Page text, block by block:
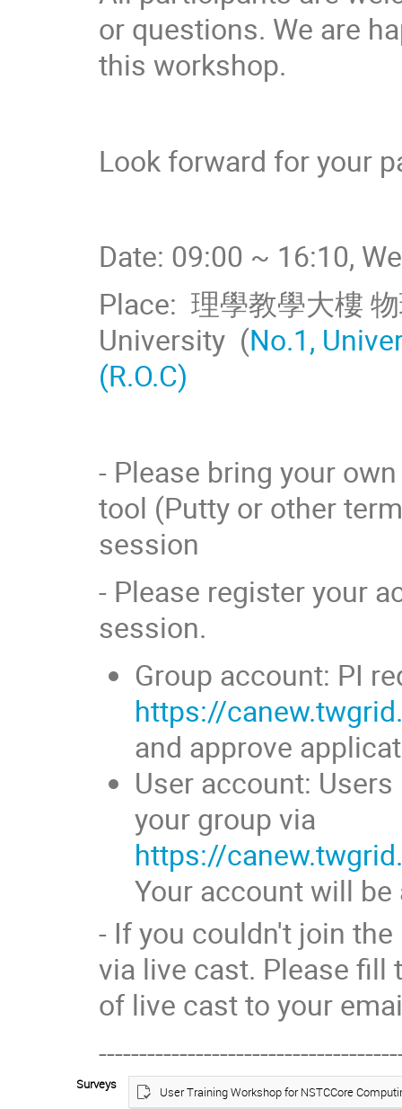
or questions. We are
this workshop.
Look forward for your
Date: 09:00 ~ 16:10,
Place: 理學教學大樓
University (No.1,
(R.O.C)
- Please bring your
tool (Putty or other
session
- Please register your
session.
Group account: PI
https://
and approve
User account:
your group via
https://
Your account will
- If you couldn't join
via live cast. Please fill
of live cast to your
Surveys User Training Workshop for NSTCCore